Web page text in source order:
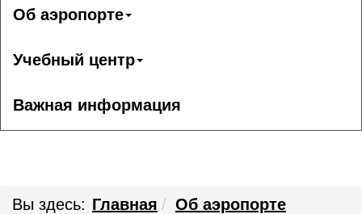
Об аэропорте
Учебный центр
Важная информация
Вы здесь: Главная
Об аэропорте